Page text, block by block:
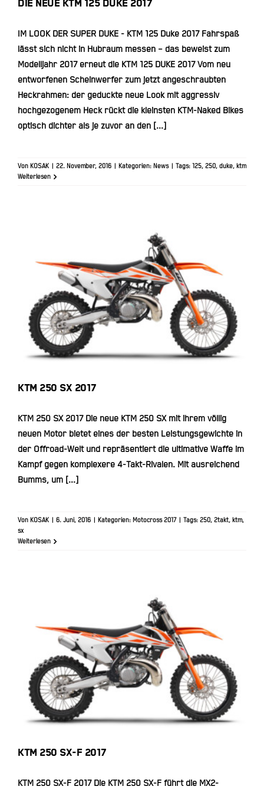
DIE NEUE KTM 125 DUKE 2017
IM LOOK DER SUPER DUKE - KTM 125 Duke 2017 Fahrspaß
lässt sich nicht in Hubraum messen – das beweist zum
Modelljahr 2017 erneut die KTM 125 DUKE 2017 Vom neu
entworfenen Scheinwerfer zum jetzt angeschraubten
Heckrahmen: der geduckte neue Look mit aggressiv
hochgezogenem Heck rückt die kleinsten KTM-Naked Bikes
optisch dichter als je zuvor an den [...]
Von KOSAK 22. November, 2016 Kategorien: News Tags: 125, 250, duke, ktm
Weiterlesen
KTM 250 SX 2017
KTM 250 SX 2017
KTM 250 SX 2017 Die neue KTM 250 SX mit ihrem völlig
neuen Motor bietet eines der besten Leistungsgewichte in
der Offroad-Welt und repräsentiert die ultimative Waffe im
Kampf gegen komplexere 4-Takt-Rivalen. Mit ausreichend
Bumms, um [...]
Von KOSAK 6. Juni, 2016 Kategorien: Motocross 2017 Tags: 250, 2takt, ktm,
sx
Weiterlesen
KTM 250 SX-F 2017
KTM 250 SX-F 2017
KTM 250 SX-F 2017 Die KTM 250 SX-F führt die MX2-